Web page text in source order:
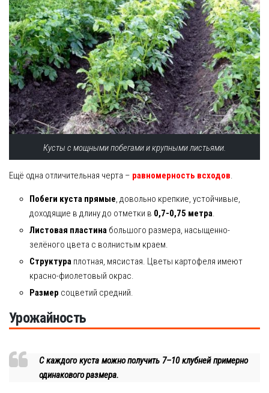
Кусты с мощными побегами и крупными листьями.
Ещё одна отличительная черта – равномерность всходов.
Побеги куста прямые, довольно крепкие, устойчивые,
доходящие в длину до отметки в 0,7-0,75 метра.
Листовая пластинабольшого размера, насыщенно-
зелёного цвета с волнистым краем.
Структураплотная, мясистая. Цветы картофеля имеют
красно-фиолетовый окрас.
Размер соцветий средний.
Урожайность
С каждого куста можно получить 7–10 клубней примерно
одинакового размера.